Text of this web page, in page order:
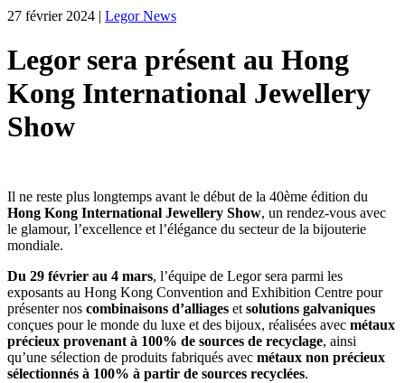
27 février 2024 | Legor News
Legor sera présent au Hong
Kong International Jewellery
Show
Il ne reste plus longtemps avant le début de la 40ème édition du
Hong Kong International Jewellery Show, un rendez-vous avec
le glamour, l’excellence et l’élégance du secteur de la bijouterie
mondiale.
Du 29 février au 4 mars, l’équipe de Legor sera parmi les
exposants au Hong Kong Convention and Exhibition Centre pour
présenter nos combinaisons d’alliages et solutions galvaniques
conçues pour le monde du luxe et des bijoux, réalisées avec métaux
précieux provenant à 100% de sources de recyclage, ainsi
qu’une sélection de produits fabriqués avec métaux non précieux
sélectionnés à 100% à partir de sources recyclées.